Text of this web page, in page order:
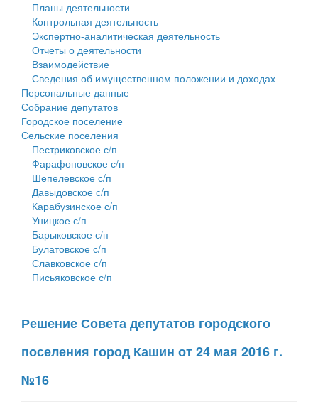
Городское поселение
Сельские поселения
Планы деятельности
Контрольная деятельность
Экспертно-аналитическая деятельность
Отчеты о деятельности
Взаимодействие
Сведения об имущественном положении и доходах
Персональные данные
Собрание депутатов
Городское поселение
Сельские поселения
Пестриковское с/п
Фарафоновское с/п
Шепелевское с/п
Давыдовское с/п
Карабузинское с/п
Уницкое с/п
Барыковское с/п
Булатовское с/п
Славковское с/п
Письяковское с/п
Решение Совета депутатов городского
поселения город Кашин от 24 мая 2016 г.
№16